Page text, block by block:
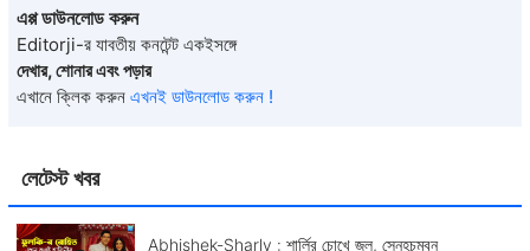
লেটেস্ট খবর
Abhishek-Sharly : শার্লির চোখে জল, স্নেহচুম্বন
এপ্প ডাউনলোড করুন
Editorji-র যাবতীয় কনটেন্ট একইসঙ্গে
দেখার, শোনার এবং পড়ার
এখানে ক্লিক করুন এখনই ডাউনলোড করুন !